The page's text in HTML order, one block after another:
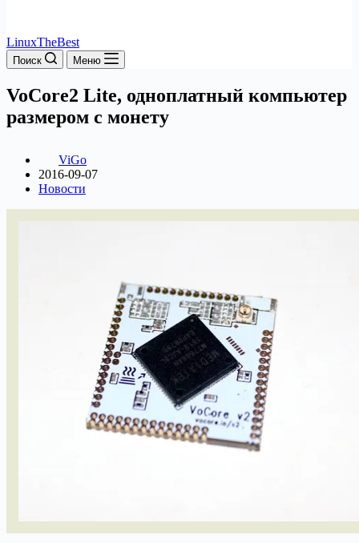
LinuxTheBest
Поиск Меню
VoCore2 Lite, одноплатный компьютер
размером с монету
ViGo
2016-09-07
Новости